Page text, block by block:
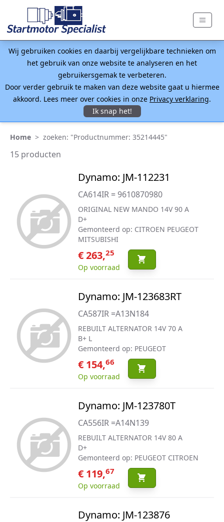
Wij gebruiken cookies en daarbij vergelijkbare technieken om
het gebruik van onze website te analyseren en het
gebruikersgemak te verbeteren.
Door verder gebruik te maken van deze website gaat u hiermee
akkoord. Lees meer over cookies in onze Privacy verklaring.
Ik snap het!
Home > zoeken: "Productnummer: 35214445"
15 producten
Dynamo: JM-112231
CA614IR = 9610870980
ORIGINAL NEW MANDO 14V 90 A
D+
Gemonteerd op: CITROEN PEUGEOT
MITSUBISHI
€ 263,25
Op voorraad
Dynamo: JM-123683RT
CA587IR =A13N184
REBUILT ALTERNATOR 14V 70 A
B+ L
Gemonteerd op: PEUGEOT
€ 154,66
Op voorraad
Dynamo: JM-123780T
CA556IR =A14N139
REBUILT ALTERNATOR 14V 80 A
D+
Gemonteerd op: PEUGEOT CITROEN
€ 119,67
Op voorraad
Dynamo: JM-123876